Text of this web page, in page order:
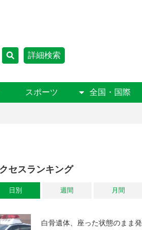
詳細検索
スポーツ 全国・国際
セスランキング
日別 週間 月間
白骨遺体、座った状態のまま発